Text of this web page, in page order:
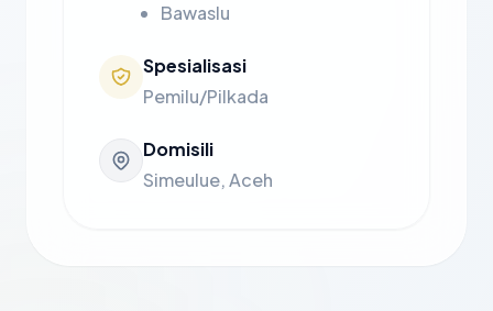
Bawaslu
Spesialisasi
Pemilu/Pilkada
Domisili
Simeulue, Aceh